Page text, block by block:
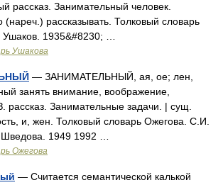
рассказ. Занимательный человек.
(нареч.) рассказывать. Толковый словарь
1935&#8230; …
Ушакова
— ЗАНИМАТЕЛЬНЫЙ, ая, ое; лен,
занять внимание, воображение,
рассказ. Занимательные задачи. | сущ.
и, жен. Толковый словарь Ожегова. С.И.
1949 1992 …
Ожегова
— Считается семантической калькой